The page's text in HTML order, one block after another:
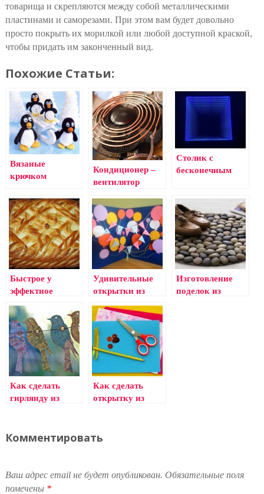
товарища и скрепляются между собой металлическими
пластинами и саморезами. При этом вам будет довольно
просто покрыть их морилкой или любой доступной краской,
чтобы придать им законченный вид.
Похожие Статьи:
Вязаные
крючком
Кондиционер –
вентилятор
(как сделать
кондиционер)
Столик с
бесконечным
зрения…
Быстрое у
эффектное
пирогов тестом
Удивительные
открытки из
Изготовление
поделок из
Как сделать
гирлянду из
торжеству?
Как сделать
открытку из
Комментировать
Ваш адрес email не будет опубликован. Обязательные поля
помечены *